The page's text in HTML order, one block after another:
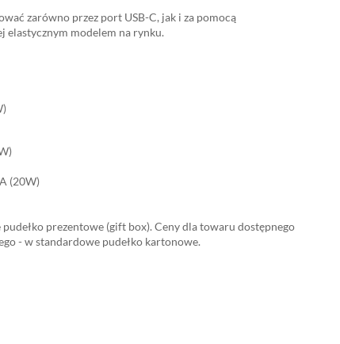
zarówno przez port USB-C, jak i za pomocą
elastycznym modelem na rynku.
(20W)
prezentowe (gift box). Ceny dla towaru dostępnego
- w standardowe pudełko kartonowe.